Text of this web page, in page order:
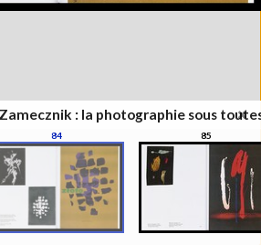
: la photographie sous
84 85